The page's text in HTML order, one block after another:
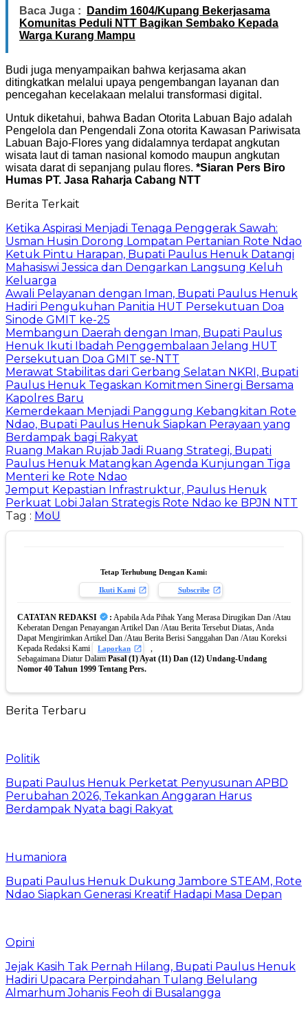
Baca Juga :
Dandim 1604/Kupang Bekerjasama
Komunitas Peduli NTT Bagikan Sembako Kepada
Warga Kurang Mampu
Budi juga menyampaikan bahwa kerjasama akan
ditingkatkan melalui upaya pengembangan layanan dan
pencegahan kecelakaan melalui transformasi digital.
Untuk diketahui, bahwa Badan Otorita Labuan Bajo adalah
Pengelola dan Pengendali Zona otorita Kawasan Pariwisata
Labuan Bajo-Flores yang didalamnya terdapat angkutan
wisata laut di taman nasional komodo maupun angkutan
wisata darat di sepanjang pulau flores. *Siaran Pers Biro
Humas PT. Jasa Raharja Cabang NTT
Berita Terkait
Ketika Aspirasi Menjadi Tenaga Penggerak Sawah:
Usman Husin Dorong Lompatan Pertanian Rote Ndao
Ketuk Pintu Harapan, Bupati Paulus Henuk Datangi
Mahasiswi Jessica dan Dengarkan Langsung Keluh
Keluarga
Awali Pelayanan dengan Iman, Bupati Paulus Henuk
Hadiri Pengukuhan Panitia HUT Persekutuan Doa
Sinode GMIT ke-25
Membangun Daerah dengan Iman, Bupati Paulus
Henuk Ikuti Ibadah Penggembalaan Jelang HUT
Persekutuan Doa GMIT se-NTT
Merawat Stabilitas dari Gerbang Selatan NKRI, Bupati
Paulus Henuk Tegaskan Komitmen Sinergi Bersama
Kapolres Baru
Kemerdekaan Menjadi Panggung Kebangkitan Rote
Ndao, Bupati Paulus Henuk Siapkan Perayaan yang
Berdampak bagi Rakyat
Ruang Makan Rujab Jadi Ruang Strategi, Bupati
Paulus Henuk Matangkan Agenda Kunjungan Tiga
Menteri ke Rote Ndao
Jemput Kepastian Infrastruktur, Paulus Henuk
Perkuat Lobi Jalan Strategis Rote Ndao ke BPJN NTT
Tag : MoU
Tetap Terhubung Dengan Kami:
Ikuti Kami Subscribe
CATATAN REDAKSI : Apabila Ada Pihak Yang Merasa Dirugikan Dan /Atau
Keberatan Dengan Penayangan Artikel Dan /Atau Berita Tersebut Diatas, Anda
Dapat Mengirimkan Artikel Dan /Atau Berita Berisi Sanggahan Dan /Atau Koreksi
Kepada Redaksi Kami
Laporkan
,
Sebagaimana Diatur DalamPasal (1) Ayat (11) Dan (12) Undang-Undang
Nomor 40 Tahun 1999 Tentang Pers.
Berita Terbaru
Politik
Bupati Paulus Henuk Perketat Penyusunan APBD
Perubahan 2026, Tekankan Anggaran Harus
Berdampak Nyata bagi Rakyat
Humaniora
Bupati Paulus Henuk Dukung Jambore STEAM, Rote
Ndao Siapkan Generasi Kreatif Hadapi Masa Depan
Opini
Jejak Kasih Tak Pernah Hilang, Bupati Paulus Henuk
Hadiri Upacara Perpindahan Tulang Belulang
Almarhum Johanis Feoh di Busalangga